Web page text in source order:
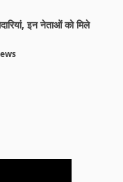
इन नेताओं को मिले